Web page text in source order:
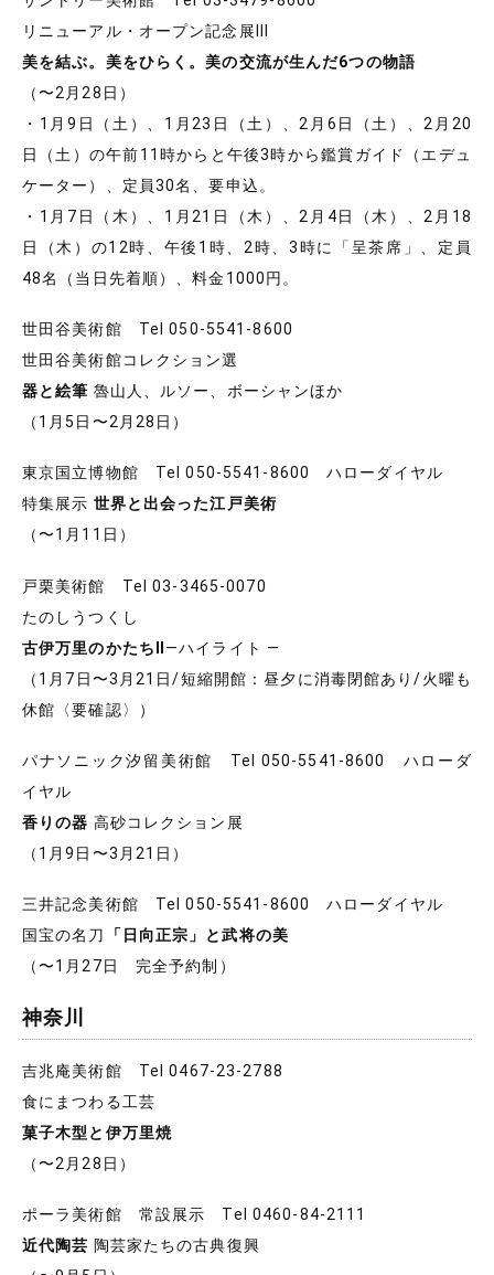
リニューアル・オープン記念展Ⅲ
美を結ぶ。美をひらく。美の交流が生んだ6つの物語
（〜2月28日）
・1月9日（土）、1月23日（土）、2月6日（土）、2月20
日（土）の午前11時からと午後3時から鑑賞ガイド（エデュ
ケーター）、定員30名、要申込。
・1月7日（木）、1月21日（木）、2月4日（木）、2月18
日（木）の12時、午後1時、2時、3時に「呈茶席」、定員
48名（当日先着順）、料金1000円。
世田谷美術館 Tel 050-5541-8600
世田谷美術館コレクション選
器と絵筆 魯山人、ルソー、ボーシャンほか
（1月5日〜2月28日）
東京国立博物館 Tel 050-5541-8600 ハローダイヤル
特集展示 世界と出会った江戸美術
（〜1月11日）
戸栗美術館 Tel 03-3465-0070
たのしうつくし
古伊万里のかたちⅡ―ハイライト ―
（1月7日〜3月21日/短縮開館：昼夕に消毒閉館あり/火曜も
休館〈要確認〉）
パナソニック汐留美術館 Tel 050-5541-8600 ハローダ
イヤル
香りの器 高砂コレクション展
（1月9日〜3月21日）
三井記念美術館 Tel 050-5541-8600 ハローダイヤル
国宝の名刀
「日向正宗」と武将の美
（〜1月27日 完全予約制）
神奈川
吉兆庵美術館 Tel 0467-23-2788
食にまつわる工芸
菓子木型と伊万里焼
（〜2月28日）
ポーラ美術館 常設展示 Tel 0460-84-2111
近代陶芸 陶芸家たちの古典復興